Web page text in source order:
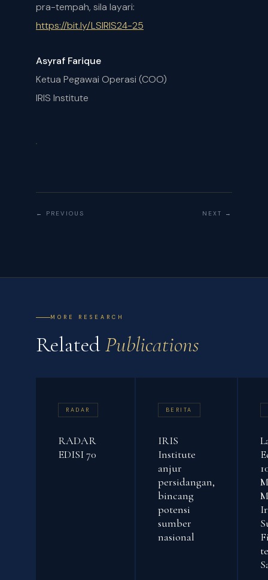
pra-tempah, sila layari:
https://bit.ly/LSIRIS24-25
Asyraf Farique
Ketua Pegawai Operasi (COO)
IRIS Institute
← PREVIOUS NEXT →
MORE RESEARCH
RelatedPublications
RADAR
RADAR
EDISI 70
BERITA
IRIS
Institute
anjur
persidangan,
bincang
potensi
sumber
nasional